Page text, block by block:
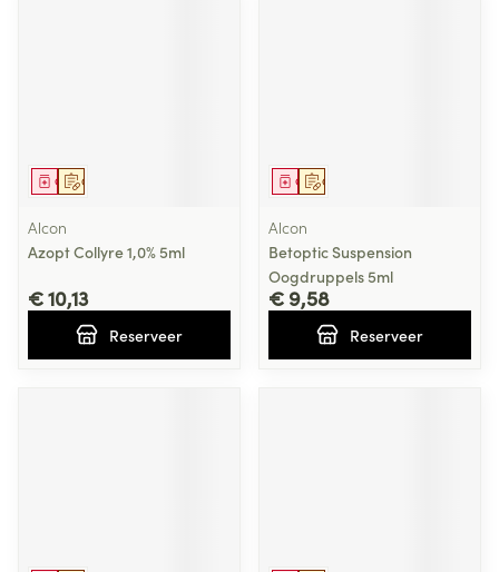
Op voorschrift
Geneesmiddel
Alcon
Azopt Collyre 1,0% 5ml
€ 10,13
Reserveer
Op voorschrift
Geneesmiddel
Alcon
Betoptic Suspension
Oogdruppels 5ml
€ 9,58
Reserveer